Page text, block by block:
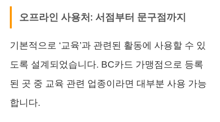
오프라인 사용처: 서점부터 문구점까지
기본적으로 ‘교육’과 관련된 활동에 사용할 수 있
도록 설계되었습니다. BC카드 가맹점으로 등록
된 곳 중 교육 관련 업종이라면 대부분 사용 가능
합니다.